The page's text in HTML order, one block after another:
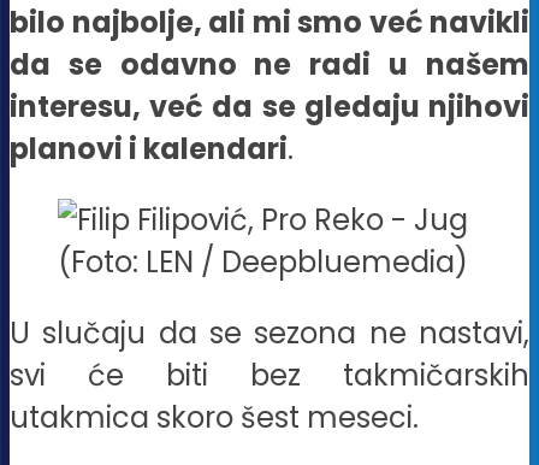
bilo najbolje, ali mi smo već navikli
da se odavno ne radi u našem
interesu, već da se gledaju njihovi
planovi i kalendari.
(Foto: LEN / Deepbluemedia)
U slučaju da se sezona ne nastavi,
svi će biti bez takmičarskih
utakmica skoro šest meseci.